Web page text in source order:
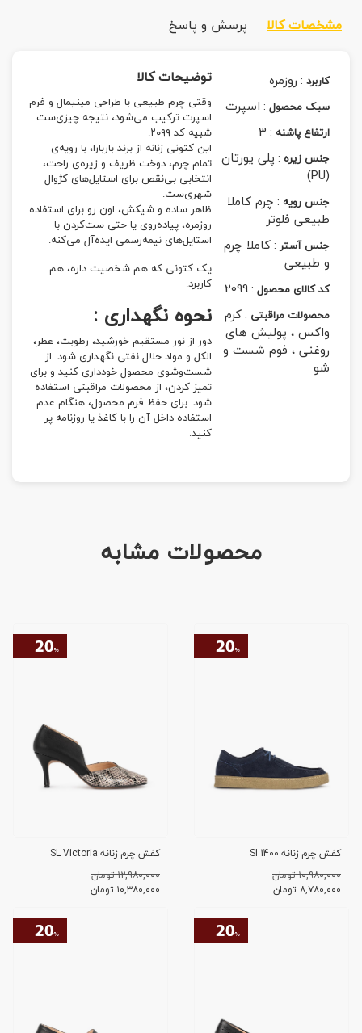
مشخصات کالا پرسش و پاسخ
کاربرد :روزمره
سبک محصول :اسپرت
ارتفاع پاشنه :
3
جنس زیره :پلی یورتان
(PU)
جنس رویه :چرم کاملا
طبیعی فلوتر
جنس آستر :کاملا چرم
و طبیعی
کد کالای محصول :
2099
محصولات مراقبتی :کرم
واکس ، پولیش های
روغنی ، فوم شست و
شو
توضیحات کالا
وقتی چرم طبیعی با طراحی مینیمال و فرم
اسپرت ترکیب می‌شود، نتیجه چیزی‌ست
شبیه کد ۲۰۹۹.
این کتونی زنانه از برند باربارا، با رویه‌ی
تمام چرم، دوخت ظریف و زیره‌ی راحت،
انتخابی بی‌نقص برای استایل‌های کژوال
شهری‌ست.
ظاهر ساده و شیکش، اون رو برای استفاده
روزمره، پیاده‌روی یا حتی ست‌کردن با
استایل‌های نیمه‌رسمی ایده‌آل می‌کنه.
یک کتونی که هم شخصیت داره، هم
کاربرد.
نحوه نگهداری :
دور از نور مستقیم خورشید، رطوبت، عطر،
الکل و مواد حلال نفتی نگهداری شود. از
شست‌وشوی محصول خودداری کنید و برای
تمیز کردن، از محصولات مراقبتی استفاده
شود. برای حفظ فرم محصول، هنگام عدم
استفاده داخل آن را با کاغذ یا روزنامه پر
کنید.
محصولات مشابه
کفش چرم زنانه SI 1400
۱۰,۹۸۰,۰۰۰ تومان
۸,۷۸۰,۰۰۰ تومان
کفش چرم زنانه SL Victoria
۱۲,۹۸۰,۰۰۰ تومان
۱۰,۳۸۰,۰۰۰ تومان